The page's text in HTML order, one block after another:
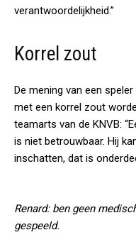
verantwoordelijkheid.”
Korrel zout
De mening van een
met een korrel zout
teamarts van de KNVB:
is niet betrouwbaar. Hij
inschatten, dat is
Renard: ben geen
gespeeld.